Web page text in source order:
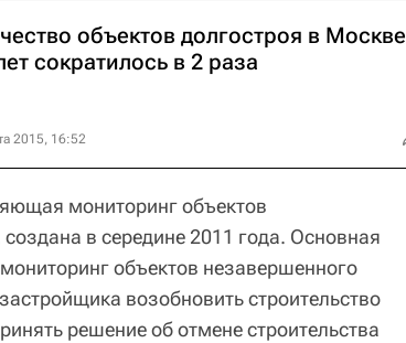
объектов долгостроя в Москве
сократилось в 2 раза
2015, 16:52
мониторинг объектов
в середине 2011 года. Основная
объектов незавершенного
возобновить строительство
решение об отмене строительства